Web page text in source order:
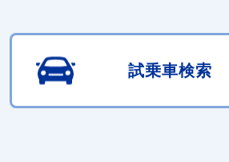
試乗車検索